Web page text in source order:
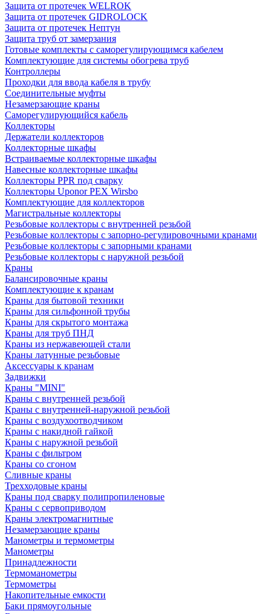
Защита от протечек WELROK
Защита от протечек GIDROLOCK
Защита от протечек Нептун
Защита труб от замерзания
Готовые комплекты с саморегулирующимся кабелем
Комплектующие для системы обогрева труб
Контроллеры
Проходки для ввода кабеля в трубу
Соединительные муфты
Незамерзающие краны
Саморегулирующийся кабель
Коллекторы
Держатели коллекторов
Коллекторные шкафы
Встраиваемые коллекторные шкафы
Навесные коллекторные шкафы
Коллекторы PPR под сварку
Коллекторы Uponor PEX Wirsbo
Комплектующие для коллекторов
Магистральные коллекторы
Резьбовые коллекторы с внутренней резьбой
Резьбовые коллекторы с запорно-регулировочными кранами
Резьбовые коллекторы с запорными кранами
Резьбовые коллекторы с наружной резьбой
Краны
Балансировочные краны
Комплектующие к кранам
Краны для бытовой техники
Краны для сильфонной трубы
Краны для скрытого монтажа
Краны для труб ПНД
Краны из нержавеющей стали
Краны латунные резьбовые
Аксессуары к кранам
Задвижки
Краны "MINI"
Краны с внутренней резьбой
Краны с внутренней-наружной резьбой
Краны с воздухоотводчиком
Краны с накидной гайкой
Краны с наружной резьбой
Краны с фильтром
Краны со сгоном
Сливные краны
Трехходовые краны
Краны под сварку полипропиленовые
Краны с сервоприводом
Краны электромагнитные
Незамерзающие краны
Манометры и термометры
Манометры
Принадлежности
Термоманометры
Термометры
Накопительные емкости
Баки прямоугольные